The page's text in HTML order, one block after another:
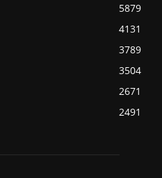
5879
4131
3789
3504
2671
2491